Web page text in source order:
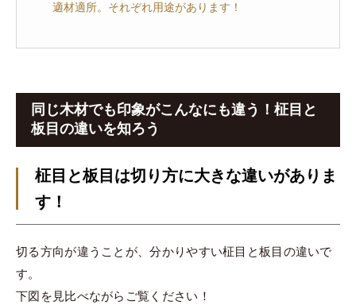
適材適所。それぞれ用途があります！
同じ木材でも印象がこんなにも違う！柾目と
板目の違いを知ろう
柾目と板目は切り方に大きな違いがありま
す！
切る方向が違うことが、分かりやすい柾目と板目の違いで
す。
下図を見比べながらご覧ください！